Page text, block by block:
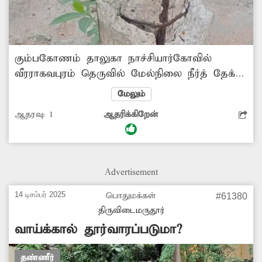
கும்பகோணம் தாலுகா நாச்சியார்கோவில்
‌வீரராகவபுரம் தெருவில் மேல்நிலை நீர்த் தேக்க
தொட்டி உள்ளது. இந்த தொட்டி பராமரிப்பின்றி
மிகவும் பழுதடைந்து காணப்படுகிறது.
தொட்டியில் உள்ள தூண்கள் சிமெண்டு
காரைகள் பெயர்ந்து இரும்பு கம்பிகள் வெளியே
தொட்டியின் உறுதிதன்மை கேள்விக்குறியாகி
முன்பு மேல்நிலை நீர்த்தேக்க தொட்டியை
அதிகாரிகள் ஆய்வு செய்து சீரமைக்க
நடவடிக்கை எடுக்க வேண்டும்.
மேலும்
ஆதரவு: 1 ஆதரிக்கிறேன்
Advertisement
14 டிசம்பர் 2025
பொதுமக்கள்
திருவிடைமருதூர்
#61380
வாய்க்கால் தூர்வாரப்படுமா?
தண்ணீர்